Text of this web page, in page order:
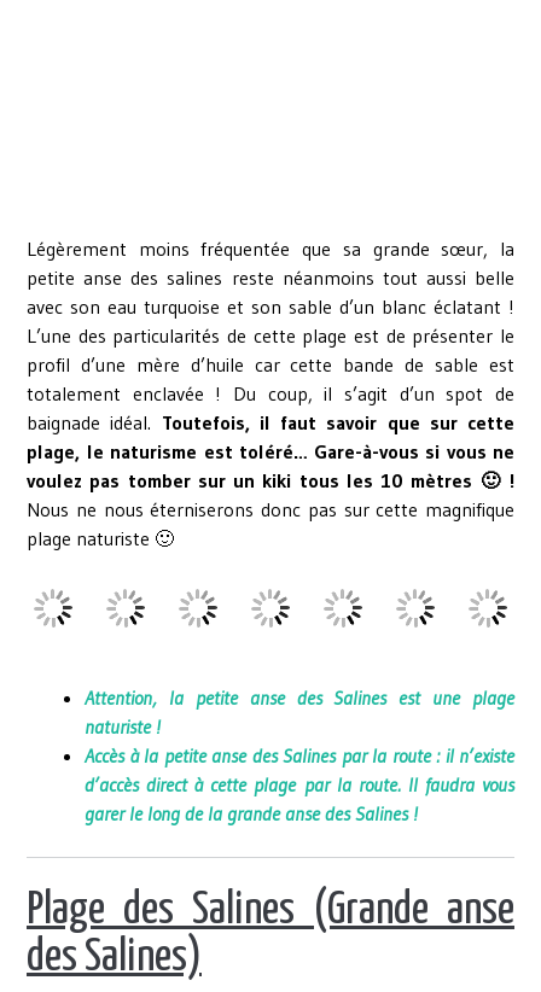
Légèrement moins fréquentée que sa grande sœur, la
petite anse des salines reste néanmoins tout aussi belle
avec son eau turquoise et son sable d’un blanc éclatant !
L’une des particularités de cette plage est de présenter le
profil d’une mère d’huile car cette bande de sable est
totalement enclavée ! Du coup, il s’agit d’un spot de
baignade idéal. Toutefois, il faut savoir que sur cette
plage, le naturisme est toléré… Gare-à-vous si vous ne
voulez pas tomber sur un kiki tous les 10 mètres 🙂 !
Nous ne nous éterniserons donc pas sur cette magnifique
plage naturiste 🙂
Attention, la petite anse des Salines est une plage
naturiste !
Accès à la petite anse des Salines par la route : il n’existe
d’accès direct à cette plage par la route. Il faudra vous
garer le long de la grande anse des Salines !
Plage des Salines (Grande anse
des Salines)